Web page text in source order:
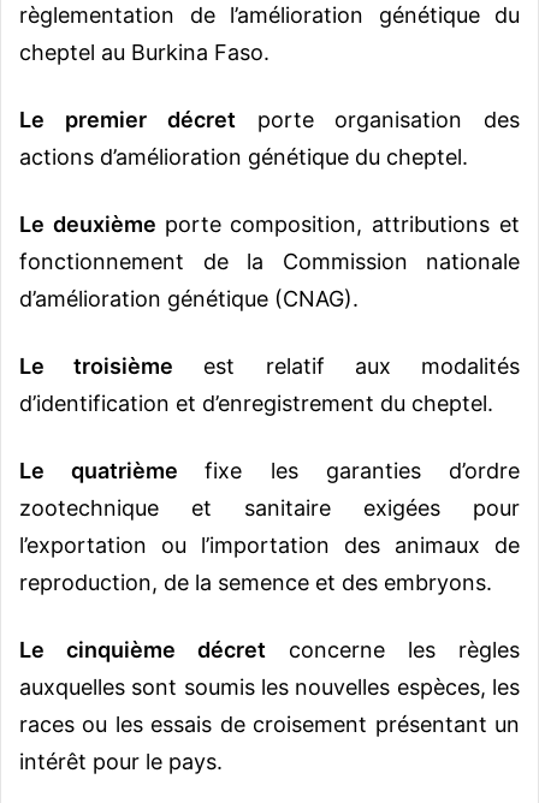
règlementation de l’amélioration génétique du
cheptel au Burkina Faso.
Le premier décret porte organisation des
actions d’amélioration génétique du cheptel.
Le deuxième porte composition, attributions et
fonctionnement de la Commission nationale
d’amélioration génétique (CNAG).
Le troisième est relatif aux modalités
d’identification et d’enregistrement du cheptel.
Le quatrièmefixe les garanties d’ordre
zootechnique et sanitaire exigées pour
l’exportation ou l’importation des animaux de
reproduction, de la semence et des embryons.
Le cinquième décret concerne les règles
auxquelles sont soumis les nouvelles espèces, les
races ou les essais de croisement présentant un
intérêt pour le pays.